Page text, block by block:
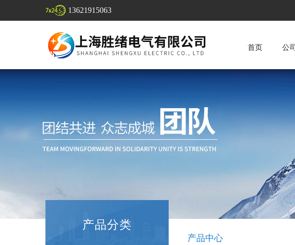
13621915063
首页 公
产品分类
产品中心